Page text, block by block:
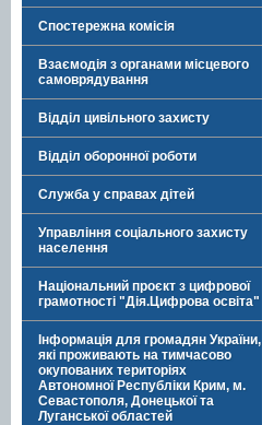
Спостережна комісія
Взаємодія з органами місцевого
самоврядування
Відділ цивільного захисту
Відділ оборонної роботи
Служба у справах дітей
Управління соціального захисту
населення
Національний проєкт з цифрової
грамотності "Дія.Цифрова освіта"
Інформація для громадян України,
які проживають на тимчасово
окупованих територіях
Автономної Республіки Крим, м.
Севастополя, Донецької та
Луганської областей